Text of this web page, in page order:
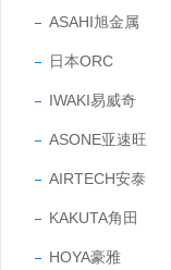
ASAHI旭金属
日本ORC
IWAKI易威奇
ASONE亚速旺
AIRTECH安泰
KAKUTA角田
HOYA豪雅